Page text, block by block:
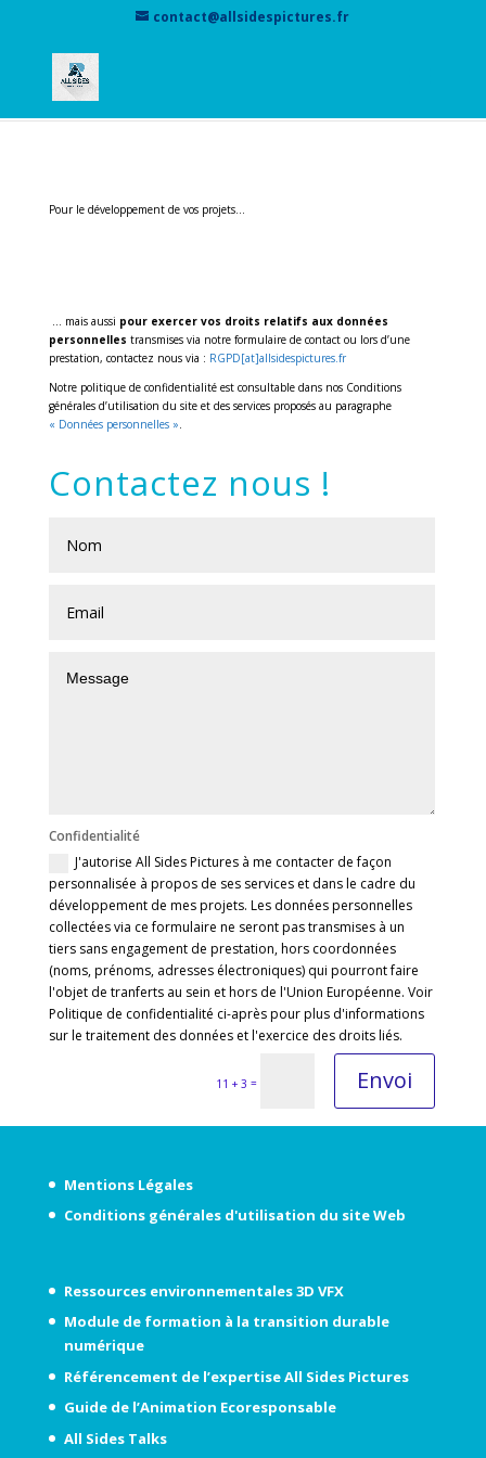
contact@allsidespictures.fr
Pour le développement de vos projets…
… mais aussi pour exercer vos droits relatifs aux données
personnelles transmises via notre formulaire de contact ou lors d’une
prestation, contactez nous via : RGPD[at]allsidespictures.fr
Notre politique de confidentialité est consultable dans nos Conditions
générales d’utilisation du site et des services proposés au paragraphe
« Données personnelles ».
Contactez nous !
Confidentialité
J'autorise All Sides Pictures à me contacter de façon
personnalisée à propos de ses services et dans le cadre du
développement de mes projets. Les données personnelles
collectées via ce formulaire ne seront pas transmises à un
tiers sans engagement de prestation, hors coordonnées
(noms, prénoms, adresses électroniques) qui pourront faire
l'objet de tranferts au sein et hors de l'Union Européenne. Voir
Politique de confidentialité ci-après pour plus d'informations
sur le traitement des données et l'exercice des droits liés.
11 + 3 = Envoi
Mentions Légales
Conditions générales d'utilisation du site Web
Ressources environnementales 3D VFX
Module de formation à la transition durable
numérique
Référencement de l’expertise All Sides Pictures
Guide de l’Animation Ecoresponsable
All Sides Talks